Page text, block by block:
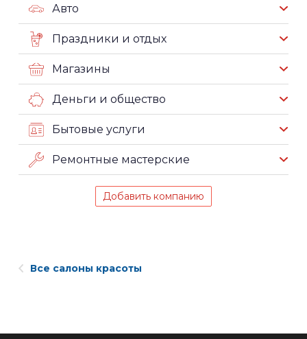
Авто
Праздники и отдых
Магазины
Деньги и общество
Бытовые услуги
Ремонтные мастерские
Добавить компанию
Все салоны красоты